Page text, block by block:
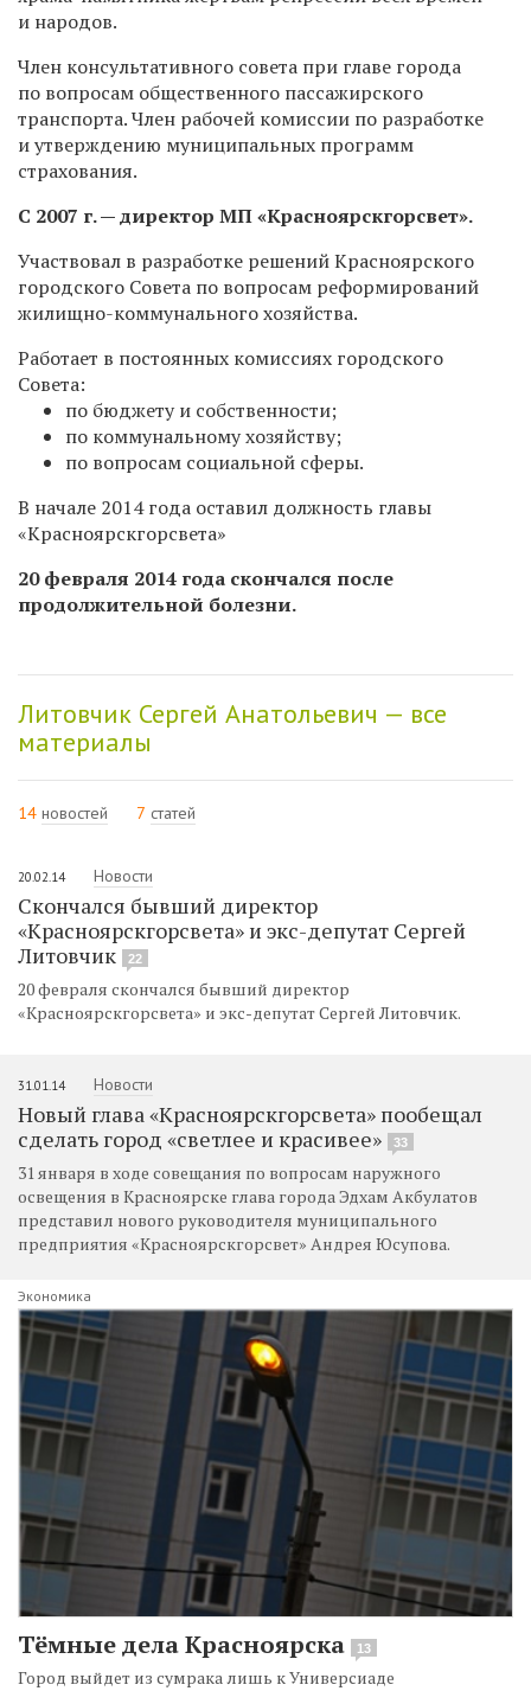
и народов.
Член консультативного совета при главе города
по вопросам общественного пассажирского
транспорта. Член рабочей комиссии по разработке
и утверждению муниципальных программ
страхования.
С 2007 г. — директор МП «Красноярскгорсвет».
Участвовал в разработке решений Красноярского
городского Совета по вопросам реформирований
жилищно-коммунального хозяйства.
Работает в постоянных комиссиях городского
Совета:
по бюджету и собственности;
по коммунальному хозяйству;
по вопросам социальной сферы.
В начале 2014 года оставил должность главы
«Красноярскгорсвета»
20 февраля 2014 года скончался после
продолжительной болезни.
Литовчик Сергей Анатольевич — все
материалы
14 новостей 7 статей
20.02.14 Новости
Скончался бывший директор
«Красноярскгорсвета» и экс-депутат Сергей
Литовчик
22
20 февраля скончался бывший директор
«Красноярскгорсвета» и экс-депутат Сергей Литовчик.
31.01.14 Новости
Новый глава «Красноярскгорсвета» пообещал
сделать город «светлее и красивее»
33
31 января в ходе совещания по вопросам наружного
освещения в Красноярске глава города Эдхам Акбулатов
представил нового руководителя муниципального
предприятия «Красноярскгорсвет» Андрея Юсупова.
Экономика
Тёмные дела Красноярска 13
Город выйдет из сумрака лишь к Универсиаде